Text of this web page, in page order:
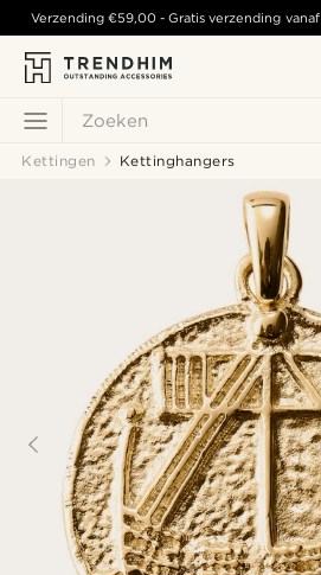
Zoeken
Verzending€59,00 - Gratis verzending vanaf
Kettingen Kettinghangers